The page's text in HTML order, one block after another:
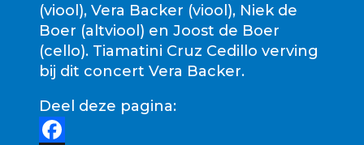
(viool), Vera Backer (viool), Niek de
Boer (altviool) en Joost de Boer
(cello). Tiamatini Cruz Cedillo verving
bij dit concert Vera Backer.
Deel deze pagina: